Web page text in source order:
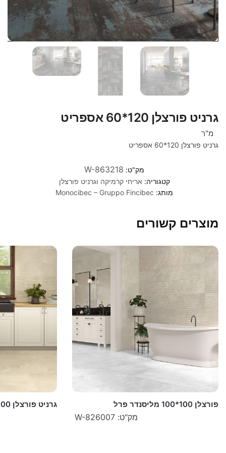
גרניט פורצלן 120*60 אספריט
מ"ר
גרניט פורצלן 120*60 אספריט
מק"ט: W-863218
קטגוריה: אריחי קרמיקה וגרניט פורצלן
מותג: Monocibec – Gruppo Fincibec
מוצרים קשורים
פורצלן 100*100 מליסנדר פרל
מק"ט: W-826007
גרניט פורצלן 100*100 מרבל ארט קרם R9